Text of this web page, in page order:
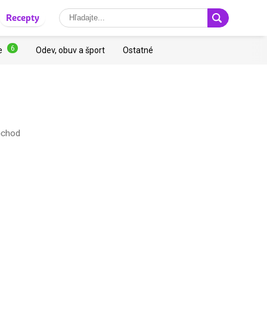
Recepty
6 Odev, obuv a šport Ostatné